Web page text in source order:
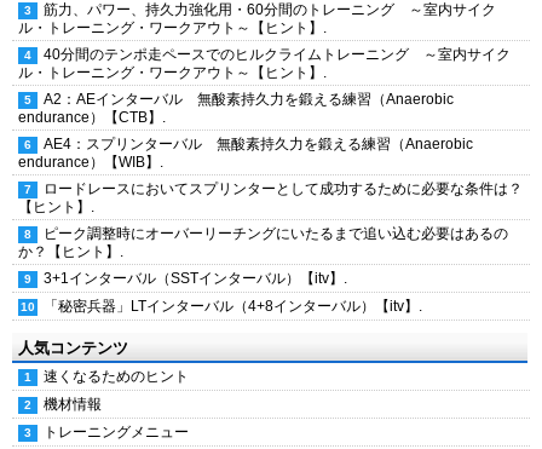
筋力、パワー、持久力強化用・60分間のトレーニング ～室内サイク
ル・トレーニング・ワークアウト～【ヒント】.
40分間のテンポ走ペースでのヒルクライムトレーニング ～室内サイク
ル・トレーニング・ワークアウト～【ヒント】.
A2：AEインターバル 無酸素持久力を鍛える練習（Anaerobic
endurance）【CTB】.
AE4：スプリンターバル 無酸素持久力を鍛える練習（Anaerobic
endurance）【WIB】.
ロードレースにおいてスプリンターとして成功するために必要な条件は？
【ヒント】.
ピーク調整時にオーバーリーチングにいたるまで追い込む必要はあるの
か？【ヒント】.
3+1インターバル（SSTインターバル）【itv】.
「秘密兵器」LTインターバル（4+8インターバル）【itv】.
人気コンテンツ
速くなるためのヒント
機材情報
トレーニングメニュー